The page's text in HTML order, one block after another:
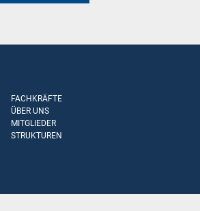
FACHKRÄFTE
ÜBER UNS
MITGLIEDER
STRUKTUREN